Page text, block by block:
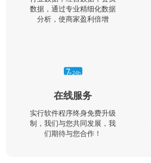
数据，通过专业精细化数据
分析，使商家盈利倍增
在线服务
实行软件程序终身免费升级
制，我们与您共同发展，我
们期待与您合作！